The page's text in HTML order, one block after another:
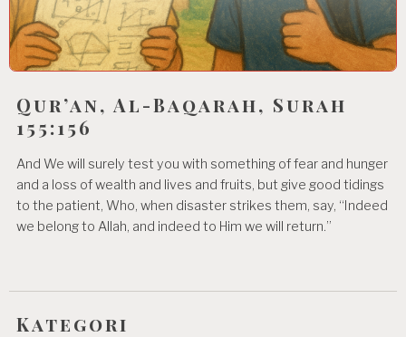
Qur’an, Al-Baqarah, Surah
155:156
And We will surely test you with something of fear and hunger
and a loss of wealth and lives and fruits, but give good tidings
to the patient, Who, when disaster strikes them, say, “Indeed
we belong to Allah, and indeed to Him we will return.”
Kategori